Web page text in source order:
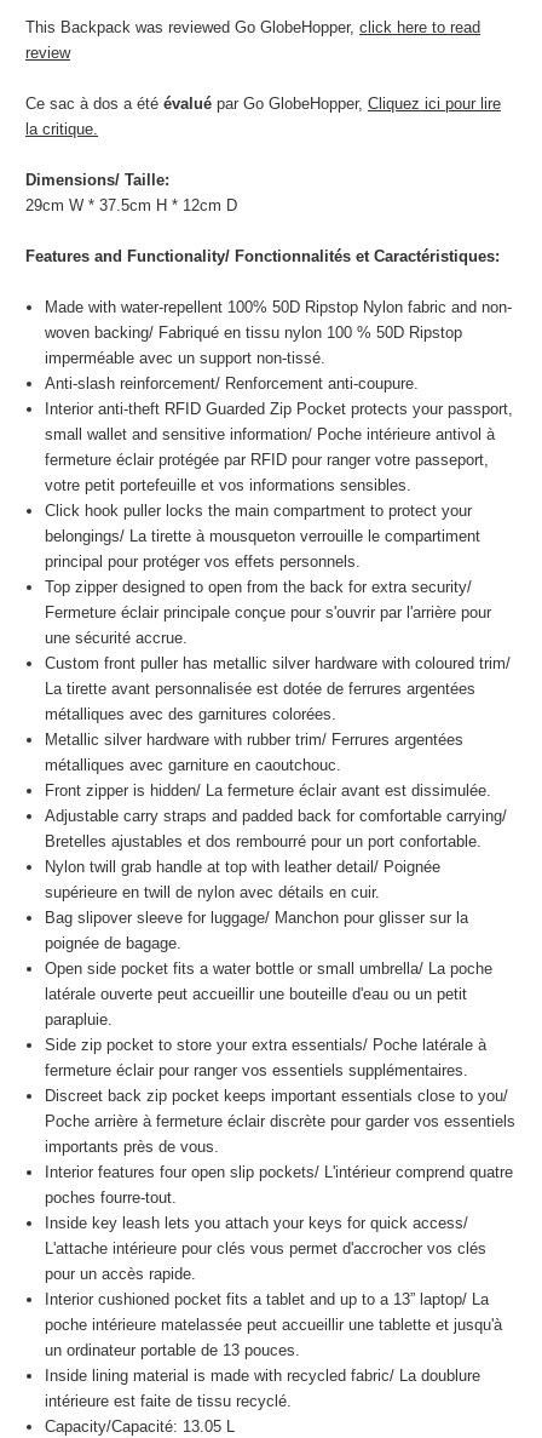
This Backpack was reviewed Go GlobeHopper, click here to read
review
Ce sac à dos a été évalué par Go GlobeHopper, Cliquez ici pour lire
la critique.
Dimensions/ Taille:
29cm W * 37.5cm H * 12cm D
Features and Functionality/ Fonctionnalités et Caractéristiques:
Made with water-repellent 100% 50D Ripstop Nylon fabric and non-
woven backing/ Fabriqué en tissu nylon 100 % 50D Ripstop
imperméable avec un support non-tissé.
Anti-slash reinforcement/ Renforcement anti-coupure.
Interior anti-theft RFID Guarded Zip Pocket protects your passport,
small wallet and sensitive information/ Poche intérieure antivol à
fermeture éclair protégée par RFID pour ranger votre passeport,
votre petit portefeuille et vos informations sensibles.
Click hook puller locks the main compartment to protect your
belongings/ La tirette à mousqueton verrouille le compartiment
principal pour protéger vos effets personnels.
Top zipper designed to open from the back for extra security/
Fermeture éclair principale conçue pour s'ouvrir par l'arrière pour
une sécurité accrue.
Custom front puller has metallic silver hardware with coloured trim/
La tirette avant personnalisée est dotée de ferrures argentées
métalliques avec des garnitures colorées.
Metallic silver hardware with rubber trim/ Ferrures argentées
métalliques avec garniture en caoutchouc.
Front zipper is hidden/ La fermeture éclair avant est dissimulée.
Adjustable carry straps and padded back for comfortable carrying/
Bretelles ajustables et dos rembourré pour un port confortable.
Nylon twill grab handle at top with leather detail/ Poignée
supérieure en twill de nylon avec détails en cuir.
Bag slipover sleeve for luggage/ Manchon pour glisser sur la
poignée de bagage.
Open side pocket fits a water bottle or small umbrella/ La poche
latérale ouverte peut accueillir une bouteille d'eau ou un petit
parapluie.
Side zip pocket to store your extra essentials/ Poche latérale à
fermeture éclair pour ranger vos essentiels supplémentaires.
Discreet back zip pocket keeps important essentials close to you/
Poche arrière à fermeture éclair discrète pour garder vos essentiels
importants près de vous.
Interior features four open slip pockets/ L'intérieur comprend quatre
poches fourre-tout.
Inside key leash lets you attach your keys for quick access/
L'attache intérieure pour clés vous permet d'accrocher vos clés
pour un accès rapide.
Interior cushioned pocket fits a tablet and up to a 13” laptop/ La
poche intérieure matelassée peut accueillir une tablette et jusqu'à
un ordinateur portable de 13 pouces.
Inside lining material is made with recycled fabric/ La doublure
intérieure est faite de tissu recyclé.
Capacity/Capacité: 13.05 L